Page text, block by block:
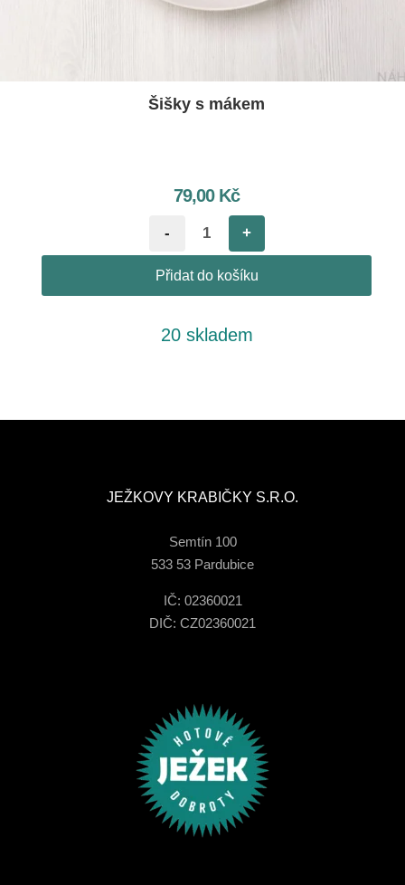
Šišky s mákem
79,00 Kč
- +
Přidat do košíku
20 skladem
JEŽKOVY KRABIČKY S.R.O.
Semtín 100
533 53 Pardubice
IČ: 02360021
DIČ: CZ02360021